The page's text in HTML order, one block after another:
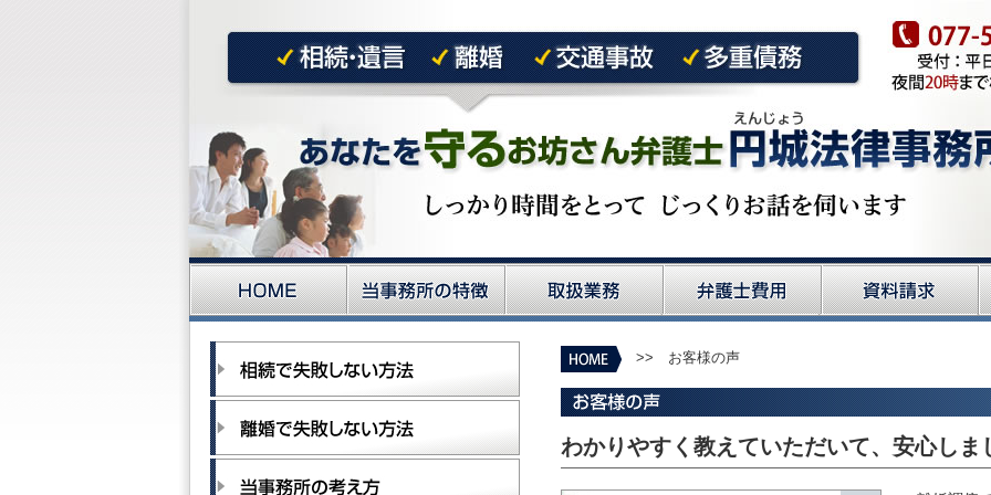
>> お客様の声
わかりやすく教えていただいて、安心しま